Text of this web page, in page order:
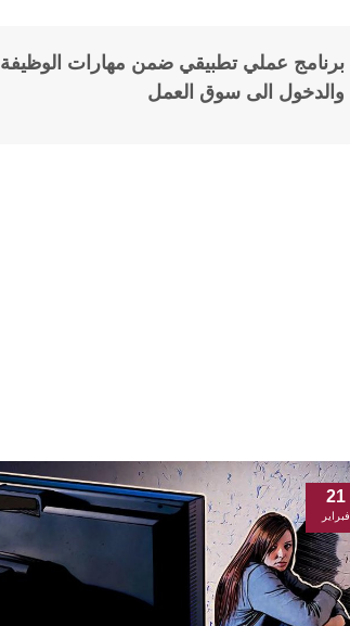
01
يونيو
برنامج عملي تطبيقي ضمن مهارات الوظيفة
والدخول الى سوق العمل
21
فبراير